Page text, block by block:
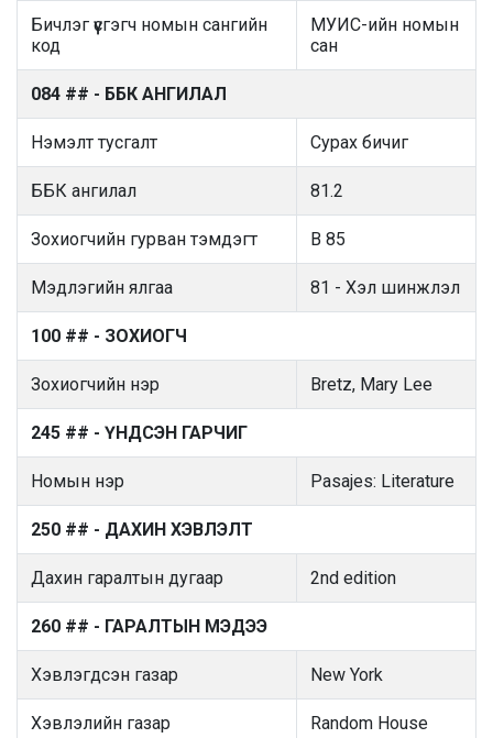
Бичлэг үүсгэгч номын сангийн
код
МУИС-ийн номын
сан
084 ## - ББК АНГИЛАЛ
Нэмэлт тусгалт Сурах бичиг
ББК ангилал 81.2
Зохиогчийн гурван тэмдэгт B 85
Мэдлэгийн ялгаа 81 - Хэл шинжлэл
100 ## - ЗОХИОГЧ
Зохиогчийн нэр Bretz, Mary Lee
245 ## - ҮНДСЭН ГАРЧИГ
Номын нэр Pasajes: Literature
250 ## - ДАХИН ХЭВЛЭЛТ
Дахин гаралтын дугаар 2nd edition
260 ## - ГАРАЛТЫН МЭДЭЭ
Хэвлэгдсэн газар New York
Хэвлэлийн газар Random House